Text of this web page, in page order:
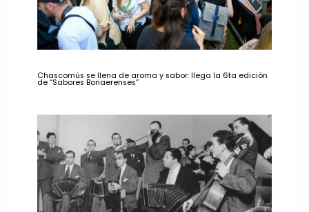
Chascomús se llena de aroma y sabor: llega la 6ta edición
de “Sabores Bonaerenses”